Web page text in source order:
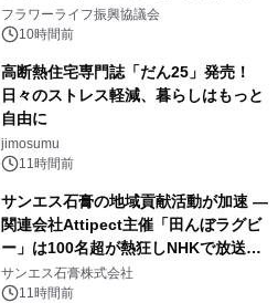
山・射水で開催
フラワーライフ振興協議会
10時間前
高断熱住宅専門誌「だん25」発売！
日々のストレス軽減、暮らしはもっと
自由に
jimosumu
11時間前
サンエス石膏の地域貢献活動が加速 ―
関連会社Attipect主催「田んぼラグビ
ー」は100名超が熱狂しNHKで放送さ
れました。
サンエス石膏株式会社
11時間前